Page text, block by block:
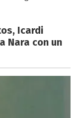
Icardi
Nara con un